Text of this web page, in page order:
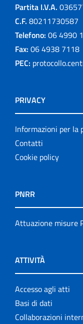
Partita I.V.A.
C.F. 80211730587
Telefono: 06 4990 1
Fax: 06 4938 7118
PEC:
PRIVACY
Informazioni per la
Contatti
Cookie policy
PNRR
Attuazione misure
ATTIVITÀ
Accesso agli atti
Basi di dati
Collaborazioni